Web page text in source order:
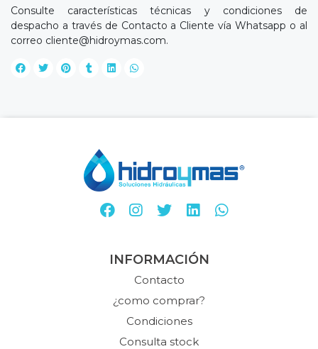
Consulte características técnicas y condiciones de
despacho a través de Contacto a Cliente vía Whatsapp o al
correo cliente@hidroymas.com.
INFORMACIÓN
Contacto
¿como comprar?
Condiciones
Consulta stock